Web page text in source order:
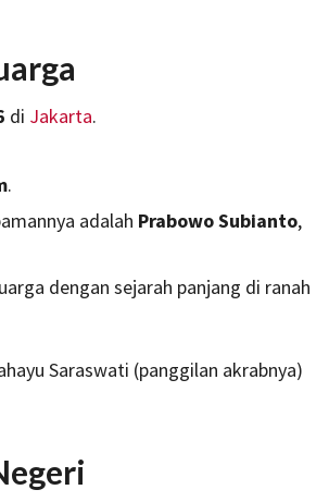
di Jakarta.
.
adalah Prabowo Subianto,
dengan sejarah panjang di ranah
Saraswati (panggilan akrabnya)